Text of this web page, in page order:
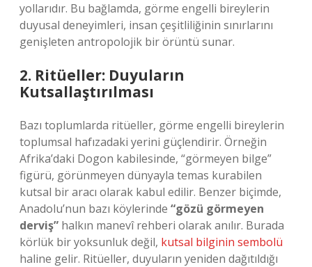
yollarıdır. Bu bağlamda, görme engelli bireylerin
duyusal deneyimleri, insan çeşitliliğinin sınırlarını
genişleten antropolojik bir örüntü sunar.
2. Ritüeller: Duyuların
Kutsallaştırılması
Bazı toplumlarda ritüeller, görme engelli bireylerin
toplumsal hafızadaki yerini güçlendirir. Örneğin
Afrika’daki Dogon kabilesinde, “görmeyen bilge”
figürü, görünmeyen dünyayla temas kurabilen
kutsal bir aracı olarak kabul edilir. Benzer biçimde,
Anadolu’nun bazı köylerinde “gözü görmeyen
derviş” halkın manevî rehberi olarak anılır. Burada
körlük bir yoksunluk değil, kutsal bilginin sembolü
haline gelir. Ritüeller, duyuların yeniden dağıtıldığı